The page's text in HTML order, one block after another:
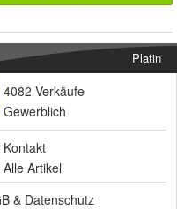
Platin
4082 Verkäufe
Gewerblich
Kontakt
Alle Artikel
& Datenschutz